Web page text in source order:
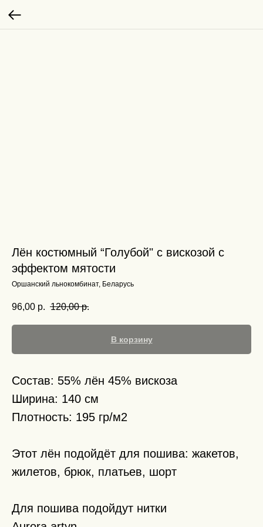
Лён костюмный “Голубой" с вискозой с
эффектом мятости
Оршанский льнокомбинат, Беларусь
96,00 р. 120,00 р.
В корзину
Состав: 55% лён 45% вискоза
Ширина: 140 см
Плотность: 195 гр/м2
Этот лён подойдёт для пошива: жакетов,
жилетов, брюк, платьев, шорт
Для пошива подойдут нитки